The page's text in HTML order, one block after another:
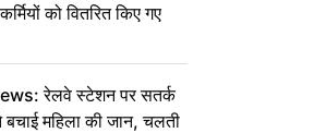
को वितरित किए गए
रेलवे स्टेशन पर सतर्क
बचाई महिला की जान, चलती